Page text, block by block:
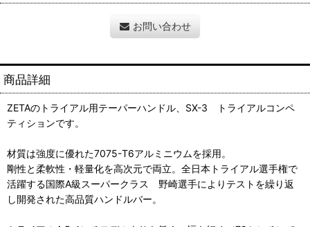
お問い合わせ
商品詳細
ZETAのトライアル用テーパーハンドル、SX-3 トライアルコンペ
ティションです。
材質は強度に優れた7075-T6アルミニウムを採用。
剛性と柔軟性・軽量化を高次元で両立。全日本トライアル選手権で
活躍する国際A級スーパークラス 野崎選手によりテストを繰り返
し開発された高品質ハンドルバー。